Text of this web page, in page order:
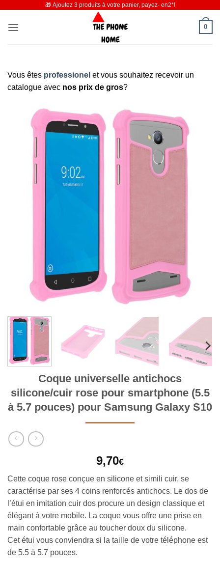
contenu
🎁 Ajoutez 3 produits à votre panier, payez- en2*!
0
Vous êtes professionel et vous souhaitez recevoir un
catalogue avec nos prix de gros?
Coque universelle antichocs
silicone/cuir rose pour smartphone (5.5
à 5.7 pouces) pour Samsung Galaxy S10
9,70€
Cette coque rose conçue en silicone et simili cuir, se
caractérise par ses 4 coins renforcés antichocs. Le dos de
l’étui en imitation cuir dos procure un design classique et
élégant à votre mobile. La coque vous offre une prise en
main confortable grâce au toucher doux du silicone.
Cet étui vous conviendra si la taille de votre téléphone est
de 5.5 à 5.7 pouces.